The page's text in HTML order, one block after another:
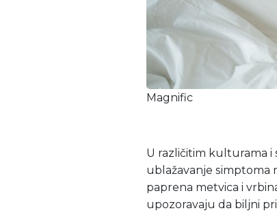
Magnific
U različitim kulturama i
ublažavanje simptoma
paprena metvica i
upozoravaju da biljni